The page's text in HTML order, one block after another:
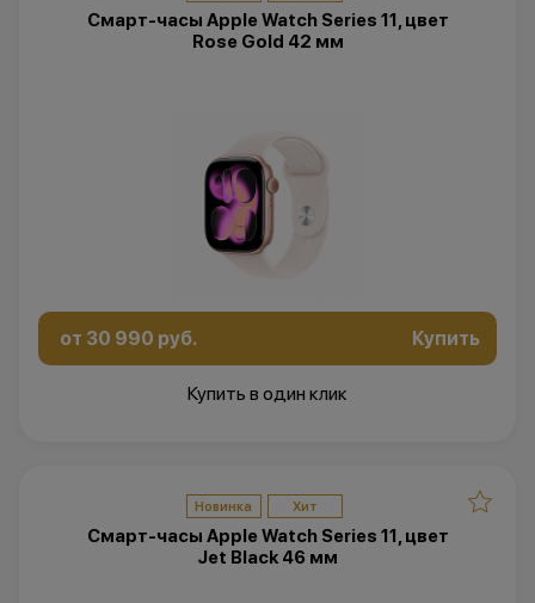
Смарт-часы Apple Watch Series 11, цвет
Rose Gold 42 мм
от 30 990 руб. Купить
Купить в один клик
Новинка Хит
Смарт-часы Apple Watch Series 11, цвет
Jet Black 46 мм